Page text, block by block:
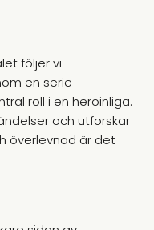
följer vi
en serie
roll i en heroinliga.
och utforskar
överlevnad är det